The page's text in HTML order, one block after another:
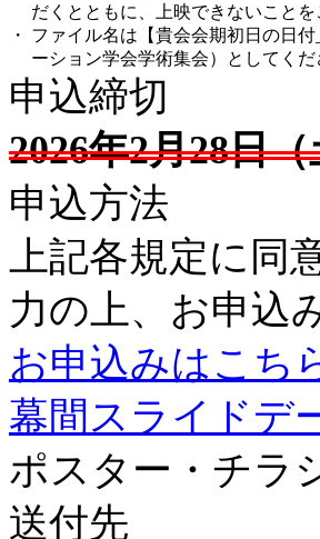
だくとともに、上映できないことを
・
ファイル名は【貴会会期初日の日
ーション学会学術集会）としてくだ
申込締切
2026年2月28日
申込方法
上記各規定に同
力の上、お申込
お申込みはこち
幕間スライドデ
ポスター・チラ
送付先